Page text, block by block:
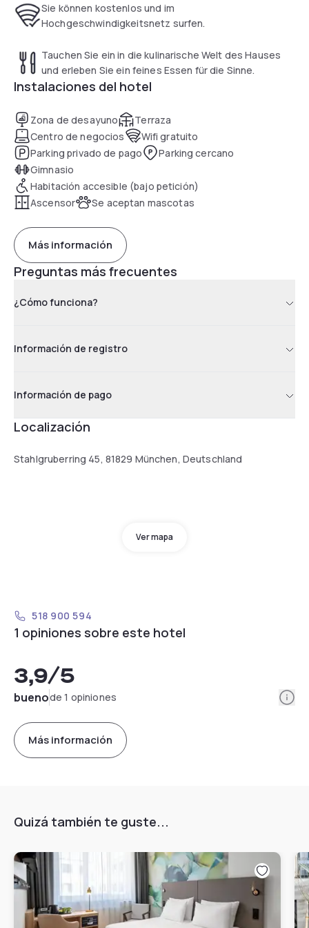
Sie können kostenlos und im
Hochgeschwindigkeitsnetz surfen.
Tauchen Sie ein in die kulinarische Welt des Hauses
und erleben Sie ein feines Essen für die Sinne.
Instalaciones del hotel
Zona de desayuno
Terraza
Centro de negocios
Wifi gratuito
Parking privado de pago
Parking cercano
Gimnasio
Habitación accesible (bajo petición)
Ascensor
Se aceptan mascotas
Más información
Preguntas más frecuentes
¿Cómo funciona?
Información de registro
Información de pago
Localización
Stahlgruberring 45, 81829 München, Deutschland
Ver mapa
518 900 594
1 opiniones sobre este hotel
3,9/5
buenode 1 opiniones
Más información
Quizá también te guste...